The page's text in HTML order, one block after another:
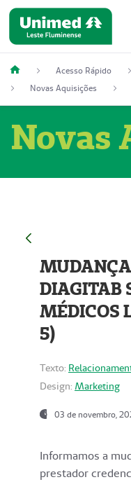
Acesso Rápido
Novas Aquisições
Novas
DIAGITAB
MÉDICOS
5)
Texto:
Design: Marketing
03 de novembro,
Informamos a
prestador